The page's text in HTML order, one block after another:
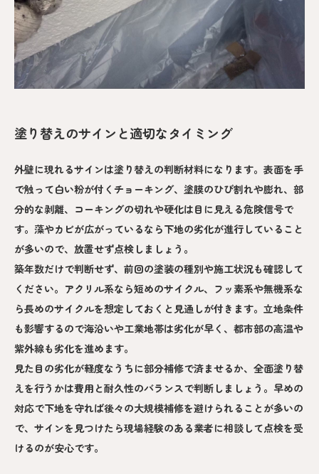
塗り替えのサインと適切なタイミング
外壁に現れるサインは塗り替えの判断材料になります。表面を手
で触って白い粉が付くチョーキング、塗膜のひび割れや膨れ、部
分的な剥離、コーキングの切れや硬化は目に見える危険信号で
す。藻やカビが広がっているなら下地の劣化が進行していること
が多いので、放置せず点検しましょう。
築年数だけで判断せず、前回の塗装の種別や施工状況も確認して
ください。アクリル系なら短めのサイクル、フッ素系や無機系な
ら長めのサイクルを想定しておくと見通しが付きます。立地条件
も影響するので海沿いや工業地帯は劣化が早く、都市部の高温や
紫外線も劣化を進めます。
見た目の劣化が軽度なうちに部分補修で済ませるか、全面塗り替
えを行うかは費用と耐久性のバランスで判断しましょう。早めの
対応で下地を守れば後々の大規模補修を避けられることが多いの
で、サインを見つけたら現場経験のある業者に相談して点検を受
けるのが安心です。